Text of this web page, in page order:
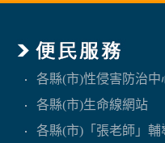
各縣(市)性侵害防治中
各縣(市)生命線網站
各縣(市)「張老師」輔